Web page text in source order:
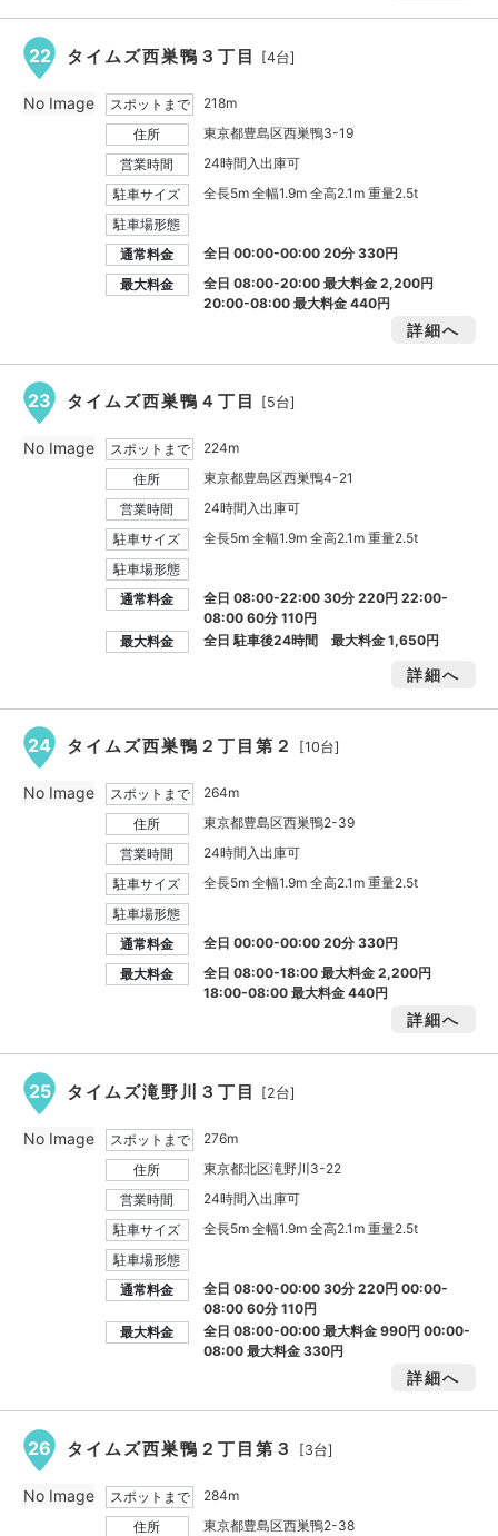
22 タイムズ西巣鴨３丁目 [4台]
スポットまで
218m
住所
東京都豊島区西巣鴨3-19
営業時間
24時間入出庫可
駐車サイズ
全長5m 全幅1.9m 全高2.1m 重量2.5t
駐車場形態
通常料金
全日 00:00-00:00 20分 330円
最大料金
全日 08:00-20:00 最大料金2,200円
20:00-08:00 最大料金440円
詳細へ
No Image
23 タイムズ西巣鴨４丁目 [5台]
スポットまで
224m
住所
東京都豊島区西巣鴨4-21
営業時間
24時間入出庫可
駐車サイズ
全長5m 全幅1.9m 全高2.1m 重量2.5t
駐車場形態
通常料金
全日 08:00-22:00 30分 220円 22:00-
08:00 60分 110円
最大料金
全日 駐車後24時間 最大料金1,650円
詳細へ
No Image
24 タイムズ西巣鴨２丁目第２ [10台]
スポットまで
264m
住所
東京都豊島区西巣鴨2-39
営業時間
24時間入出庫可
駐車サイズ
全長5m 全幅1.9m 全高2.1m 重量2.5t
駐車場形態
通常料金
全日 00:00-00:00 20分 330円
最大料金
全日 08:00-18:00 最大料金2,200円
18:00-08:00 最大料金440円
詳細へ
No Image
25 タイムズ滝野川３丁目 [2台]
スポットまで
276m
住所
東京都北区滝野川3-22
営業時間
24時間入出庫可
駐車サイズ
全長5m 全幅1.9m 全高2.1m 重量2.5t
駐車場形態
通常料金
全日 08:00-00:00 30分 220円 00:00-
08:00 60分 110円
最大料金
全日 08:00-00:00 最大料金990円00:00-
08:00 最大料金330円
詳細へ
No Image
26 タイムズ西巣鴨２丁目第３ [3台]
スポットまで
284m
住所
東京都豊島区西巣鴨2-38
No Image